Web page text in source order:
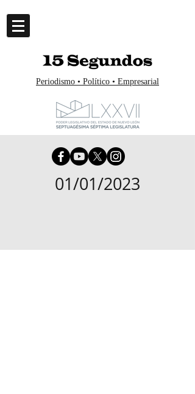
Periodismo • Político • Empresarial
01/01/2023